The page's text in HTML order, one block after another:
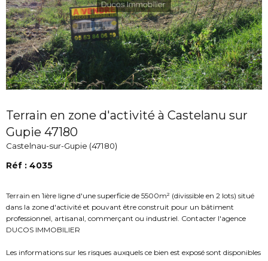
Terrain en zone d'activité à Castelanu sur
Gupie 47180
Castelnau-sur-Gupie (47180)
Réf : 4035
Terrain en 1ière ligne d'une superficie de 5500m² (divissible en 2 lots) situé
dans la zone d'activité et pouvant être construit pour un bâtiment
professionnel, artisanal, commerçant ou industriel. Contacter l'agence
DUCOS IMMOBILIER
Les informations sur les risques auxquels ce bien est exposé sont disponibles